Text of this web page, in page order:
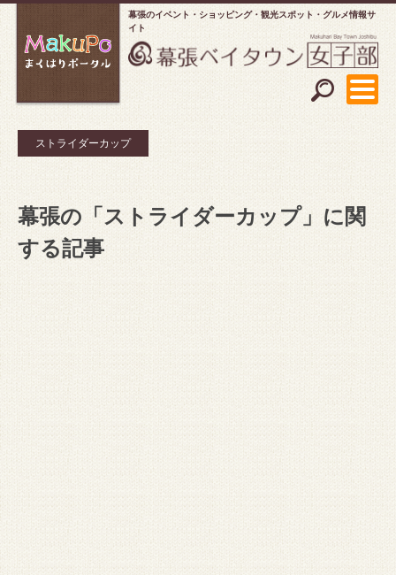
幕張のイベント・ショッピング
観光スポット・グルメ情報サ
イト
ストライダーカップ
幕張の「ストライダーカップ」に関
する記事